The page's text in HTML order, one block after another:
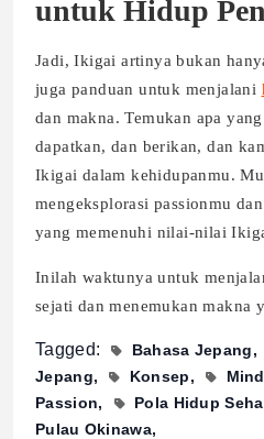
untuk Hidup
Jadi, Ikigai artinya bukan
juga panduan untuk menjalani
dan makna. Temukan apa
dapatkan, dan berikan, dan
Ikigai dalam kehidupanmu.
mengeksplorasi passionmu
yang memenuhi nilai-nilai
Inilah waktunya untuk
sejati dan menemukan makna
Tagged: Bahasa Jepang
Jepang
Konsep
Passion
Pola Hidup
Pulau Okinawa